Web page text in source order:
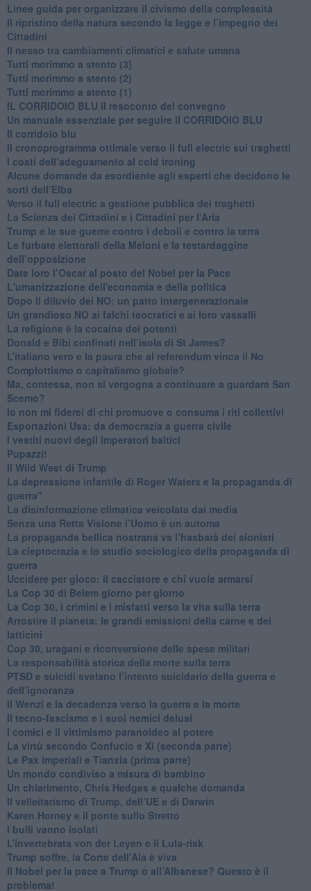
​Linee guida per organizzare il civismo della complessità
​Il ripristino della natura secondo la legge e l’impegno dei
Cittadini
Il nesso tra cambiamenti climatici e salute umana
Tutti morimmo a stento (3)
Tutti morimmo a stento (2)
​Tutti morimmo a stento (1)
IL CORRIDOIO BLU il resoconto del convegno
Un manuale essenziale per seguire il CORRIDOIO BLU
Il corridoio blu
​Il cronoprogramma ottimale verso il full electric sui traghetti
​I costi dell’adeguamento al cold ironing
Alcune domande da esordiente agli esperti che decidono le
sorti dell’Elba
Verso il full electric a gestione pubblica dei traghetti​
​La Scienza dei Cittadini e i Cittadini per l’Aria
Trump e le sue guerre contro i deboli e contro la terra
​Le furbate elettorali della Meloni e la testardaggine
dell’opposizione
​Date loro l’Oscar al posto del Nobel per la Pace
L'umanizzazione dell'economia e della politica
​Dopo il diluvio dei NO: un patto intergenerazionale
​Un grandioso NO ai falchi teocratici e ai loro vassalli
La religione è la cocaina dei potenti
Donald e Bibi confinati nell’isola di St James?
L’italiano vero e la paura che al referendum vinca il No
​Complottismo o capitalismo globale?
​Ma, contessa, non si vergogna a continuare a guardare San
Scemo?
​Io non mi fiderei di chi promuove o consuma i riti collettivi
Esportazioni Usa: da democrazia a guerra civile
​I vestiti nuovi degli imperatori baltici
​Pupazzi!
​Il Wild West di Trump
​La depressione infantile di Roger Waters e la propaganda di
guerra"
​La disinformazione climatica veicolata dai media
Senza una Retta Visione l’Uomo è un automa
​La propaganda bellica nostrana vs l’hasbarà dei sionisti
​La cleptocrazia e lo studio sociologico della propaganda di
guerra
​Uccidere per gioco: il cacciatore e chi vuole armarsi
​La Cop 30 di Belem giorno per giorno
La Cop 30, i crimini e i misfatti verso la vita sulla terra
Arrostire il pianeta: le grandi emissioni della carne e dei
latticini
​Cop 30, uragani e riconversione delle spese militari
La responsabilità storica della morte sulla terra
PTSD e suicidi svelano l’intento suicidario della guerra e
dell’ignoranza
Il Wenzi e la decadenza verso la guerra e la morte
​Il tecno-fascismo e i suoi nemici delusi
​I comici e il vittimismo paranoideo al potere
​La virtù secondo Confucio e Xi (seconda parte)
Le Pax imperiali e Tianxia (prima parte)
Un mondo condiviso a misura di bambino
​Un chiarimento, Chris Hedges e qualche domanda
Il velleitarismo di Trump, dell’UE e di Darwin
​Karen Horney e il ponte sullo Stretto
​I bulli vanno isolati
L’invertebrata von der Leyen e il Lula-risk
Trump soffre, la Corte dell'Aia è viva
​Il Nobel per la pace a Trump o all’Albanese? Questo è il
problema!